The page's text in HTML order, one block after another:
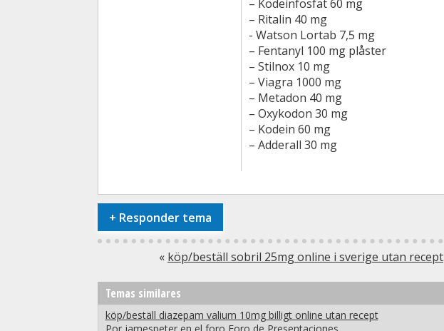
– Kodeinfosfat 60 mg
– Ritalin 40 mg
- Watson Lortab 7,5 mg
– Fentanyl 100 mg plåster
– Stilnox 10 mg
– Viagra 1000 mg
– Metadon 40 mg
– Oxykodon 30 mg
– Kodein 60 mg
– Adderall 30 mg
+ Responder tema
« köp/beställ sobril 25mg online i sverige utan recept
Temas similares
köp/beställ diazepam valium 10mg billigt online utan recept
Por jamespeter en el foro Foro de Presentaciones